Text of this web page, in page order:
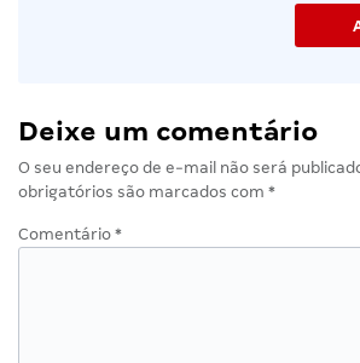
Deixe um comentário
O seu endereço de e-mail não será
obrigatórios são marcados com *
Comentário *